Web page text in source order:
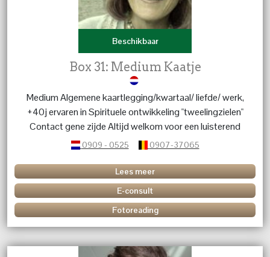
Beschikbaar
Box 31: Medium Kaatje
Medium Algemene kaartlegging/kwartaal/ liefde/ werk,
+40j ervaren in Spirituele ontwikkeling "tweelingzielen"
Contact gene zijde Altijd welkom voor een luisterend
oor.
0909 - 0525 0907-37065
Lees meer
E-consult
Fotoreading